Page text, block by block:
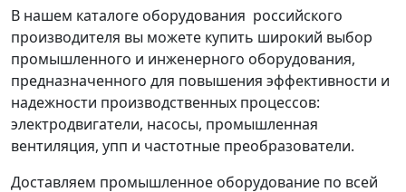
В нашем каталоге оборудования российского
производителя вы можете купить широкий выбор
промышленного и инженерного оборудования,
предназначенного для повышения эффективности и
надежности производственных процессов:
электродвигатели, насосы, промышленная
вентиляция, упп и частотные преобразователи.
Доставляем промышленное оборудование по всей